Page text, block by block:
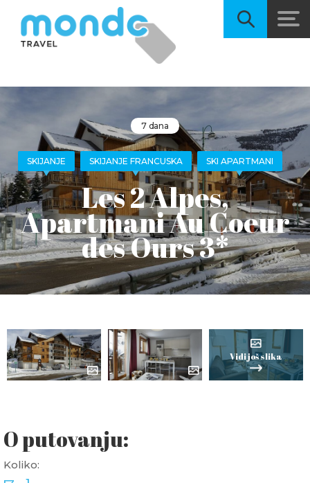
7 dana
SKIJANJE SKIJANJE FRANCUSKA SKI APARTMANI
Les 2 Alpes,
Apartmani Au Coeur
des Ours 3*
Vidi još slika
O putovanju:
Koliko: